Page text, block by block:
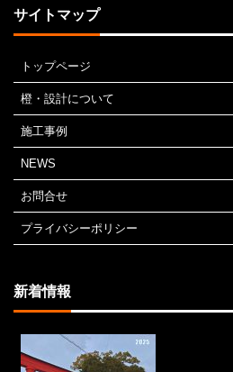
サイトマップ
トップページ
橙・設計について
施工事例
NEWS
お問合せ
プライバシーポリシー
新着情報